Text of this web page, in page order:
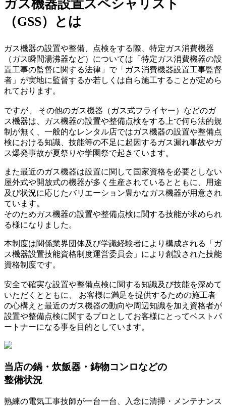
ガス機器設置スペシャリスト
（GSS）とは
ガス機器の設置や整備、点検をする際、特定ガス消費機器
（ガス瞬間湯沸器など）については「特定ガス消費機器の設
置工事の監督に関する法律」で「ガス消費機器設置工事監督
者」が実地に監督するか若しくは自ら施工することが定めら
れております。
ですが、 その他のガス機器（ガス式フライヤー）などのガ
ス機器は、ガス機器の設置や整備点検をする上で何ら法的規
制が無く、一般的なレンタル店ではガス機器の設置や整備点
検における知識、技能等の不足に起因するガス漏れ事故やガ
ス爆発事故が夏祭りや学園祭で起きています。
また最近のガス機器は設置に関して国家資格を必要としない
屋外式や開放式の機器が多く生産されているとともに、用途
及び状況に応じたバリエーション豊かなガス機器が用意され
ています。
そのためガス機器の設置や整備点検に関する技能が求められ
る様になりました。
本制度は関係業界団体及び学識経験者により構成される「ガ
ス機器設置技能資格制度運営委員会」により創設された技能
資格制度です。
安全で確実な設置や整備点検に関する知識及び技能を深めて
いただくとともに、 お客様に満足を提供するための施工者
の心構えと最近のガス機器の動向や周辺知識を加え資格者が
設置や整備点検に関するプロとしてお客様にとってベストパ
ートナーになる事を目的としています。
当店の鍋・炊飯器・鋳物コンロなどの
整備状況
熟練の電気工事技師が一台一台、入念に清掃・メンテナンス